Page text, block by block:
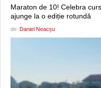
Maraton de 10! Celebra
ajunge la o ediție rotundă
de: Daniel Neacșu